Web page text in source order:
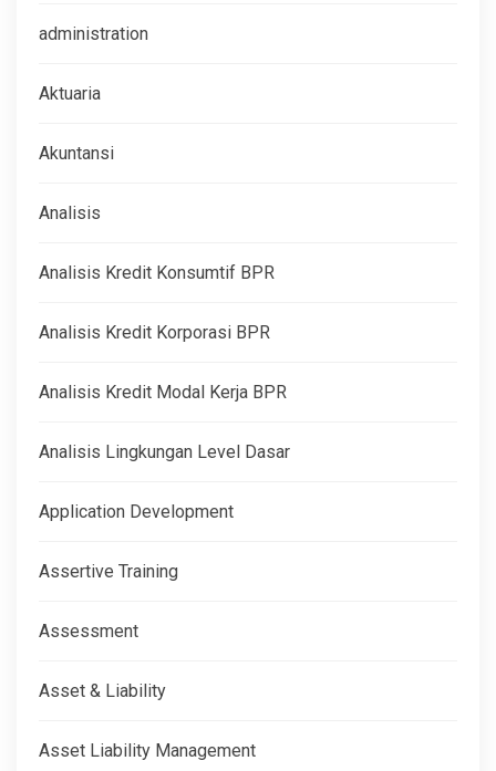
administration
Aktuaria
Akuntansi
Analisis
Analisis Kredit Konsumtif BPR
Analisis Kredit Korporasi BPR
Analisis Kredit Modal Kerja BPR
Analisis Lingkungan Level Dasar
Application Development
Assertive Training
Assessment
Asset & Liability
Asset Liability Management